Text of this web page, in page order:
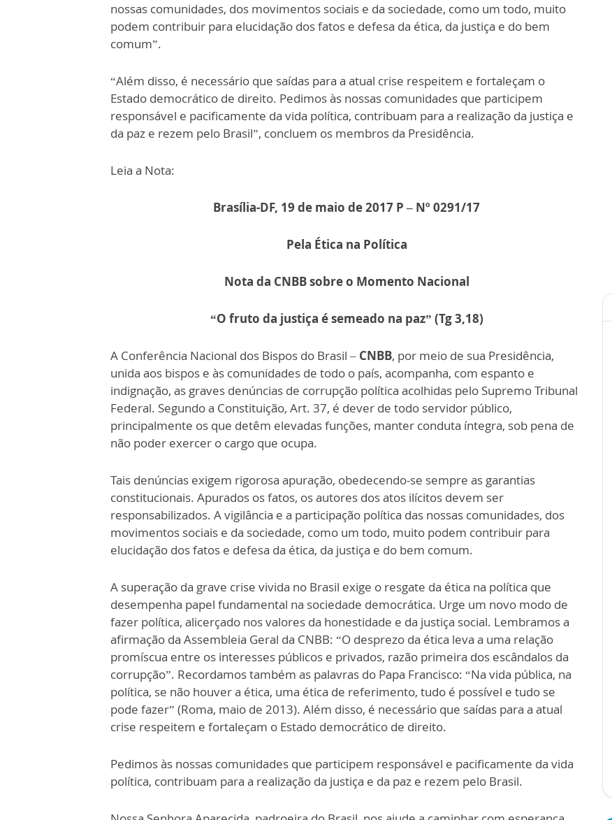
nossas comunidades, dos movimentos sociais e da sociedade, como um todo, muito
podem contribuir para elucidação dos fatos e defesa da ética, da justiça e do bem
comum”.
“Além disso, é necessário que saídas para a atual crise respeitem e fortaleçam o
Estado democrático de direito. Pedimos às nossas comunidades que participem
responsável e pacificamente da vida política, contribuam para a realização da justiça e
da paz e rezem pelo Brasil”, concluem os membros da Presidência.
Leia a Nota:
Brasília-DF, 19 de maio de 2017 P – Nº 0291/17
Pela Ética na Política
Nota da CNBB sobre o Momento Nacional
“O fruto da justiça é semeado na paz” (Tg 3,18)
A Conferência Nacional dos Bispos do Brasil – CNBB, por meio de sua Presidência,
unida aos bispos e às comunidades de todo o país, acompanha, com espanto e
indignação, as graves denúncias de corrupção política acolhidas pelo Supremo Tribunal
Federal. Segundo a Constituição, Art. 37, é dever de todo servidor público,
principalmente os que detêm elevadas funções, manter conduta íntegra, sob pena de
não poder exercer o cargo que ocupa.
Tais denúncias exigem rigorosa apuração, obedecendo-se sempre as garantias
constitucionais. Apurados os fatos, os autores dos atos ilícitos devem ser
responsabilizados. A vigilância e a participação política das nossas comunidades, dos
movimentos sociais e da sociedade, como um todo, muito podem contribuir para
elucidação dos fatos e defesa da ética, da justiça e do bem comum.
A superação da grave crise vivida no Brasil exige o resgate da ética na política que
desempenha papel fundamental na sociedade democrática. Urge um novo modo de
fazer política, alicerçado nos valores da honestidade e da justiça social. Lembramos a
afirmação da Assembleia Geral da CNBB: “O desprezo da ética leva a uma relação
promíscua entre os interesses públicos e privados, razão primeira dos escândalos da
corrupção”. Recordamos também as palavras do Papa Francisco: “Na vida pública, na
política, se não houver a ética, uma ética de referimento, tudo é possível e tudo se
pode fazer” (Roma, maio de 2013). Além disso, é necessário que saídas para a atual
crise respeitem e fortaleçam o Estado democrático de direito.
Pedimos às nossas comunidades que participem responsável e pacificamente da vida
política, contribuam para a realização da justiça e da paz e rezem pelo Brasil.